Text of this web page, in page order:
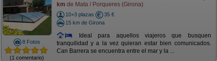
8 Fotos
(1 comentario)
km de Mata / Porqueres (Girona)
10+3 plazas
35 €
15 km de Girona
Ideal para aquellos viajeros que busquen
tranquilidad y a la vez quieran estar bien comunicados.
Can Barrera se encuentra entre el mar y la ...